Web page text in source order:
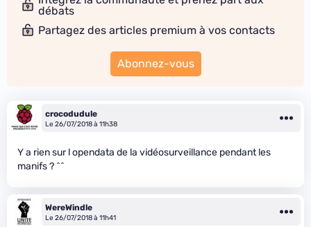
débats
Partagez des articles premium à vos contacts
Abonnez-vous
crocodudule
Le 26/07/2018 à 11h38
Y a rien sur l opendata de la vidéosurveillance pendant les
manifs ? ^^
WereWindle
Le 26/07/2018 à 11h41